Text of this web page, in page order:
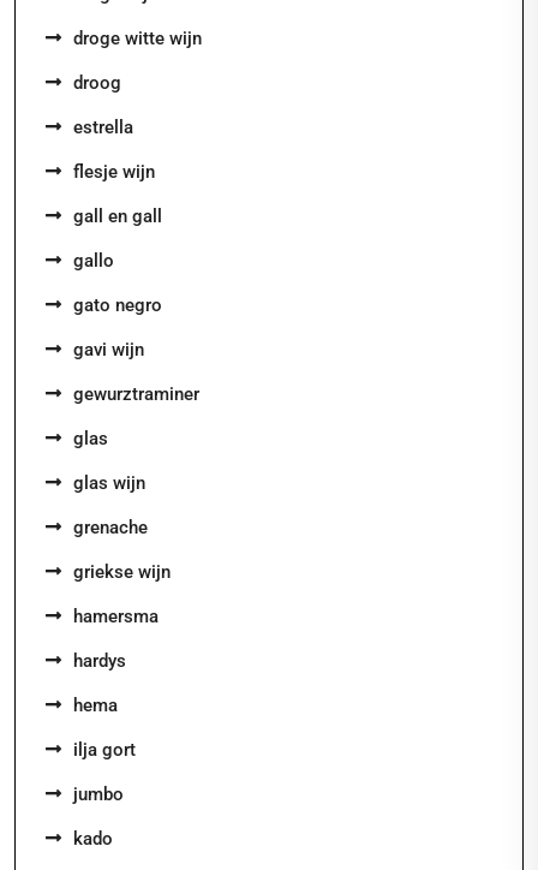
droge witte wijn
droog
estrella
flesje wijn
gall en gall
gallo
gato negro
gavi wijn
gewurztraminer
glas
glas wijn
grenache
griekse wijn
hamersma
hardys
hema
ilja gort
jumbo
kado